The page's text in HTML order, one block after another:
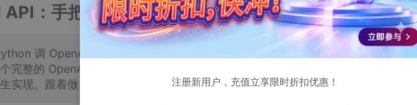
：手把手搭建 AI 应用后端
调 OpenAI API 你肯定见过无数教程了，但用 C++ 调呢？今天这篇文章，我手
完整的 OpenAI Chat Completions 调用——从发 HTTP 请求、解析 JSON、到流
实现。跟着做，你就能跑起来。
注册新用户，充值立享限时折扣优惠！